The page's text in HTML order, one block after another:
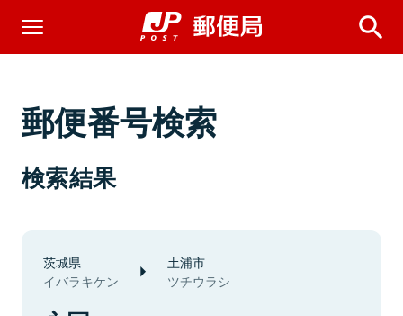
郵便番号検索
検索結果
茨城県
イバラキケン
土浦市
ツチウラシ